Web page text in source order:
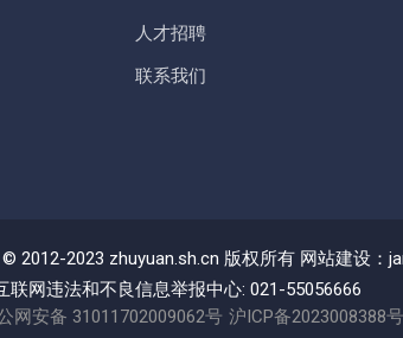
人才招聘
联系我们
2012-2023 zhuyuan.sh.cn 版权所有 网站建设：
联网违法和不良信息举报中心: 021-55056666
网安备 31011702009062号 沪ICP备2023008388号